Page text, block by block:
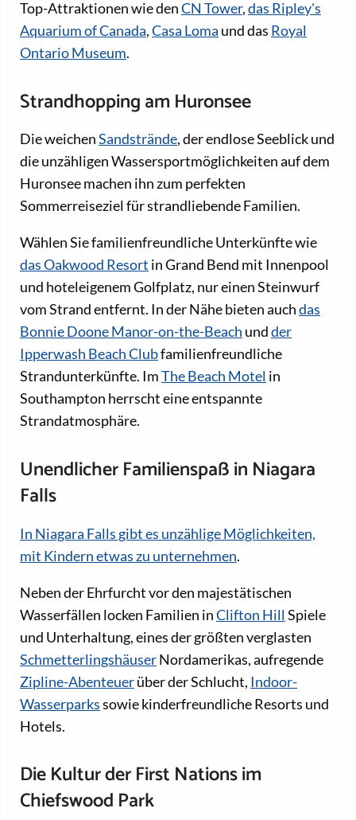
Top-Attraktionen wie denCN Tower,das Ripley's
Aquarium of Canada,Casa Loma und das Royal
Ontario Museum.
Strandhopping am Huronsee
Die weichenSandstrände, der endlose Seeblick und
die unzähligen Wassersportmöglichkeiten auf dem
Huronsee machen ihn zum perfekten
Sommerreiseziel für strandliebende Familien.
Wählen Sie familienfreundliche Unterkünfte wie
das Oakwood Resort in Grand Bend mit Innenpool
und hoteleigenem Golfplatz, nur einen Steinwurf
vom Strand entfernt. In der Nähe bieten auchdas
Bonnie Doone Manor-on-the-Beach undder
Ipperwash Beach Clubfamilienfreundliche
Strandunterkünfte. ImThe Beach Motel in
Southampton herrscht eine entspannte
Strandatmosphäre.
Unendlicher Familienspaß in Niagara
Falls
In Niagara Falls gibt es unzählige Möglichkeiten,
mit Kindern etwas zu unternehmen.
Neben der Ehrfurcht vor den majestätischen
Wasserfällen locken Familien inClifton Hill Spiele
und Unterhaltung, eines der größten verglasten
SchmetterlingshäuserNordamerikas, aufregende
Zipline-Abenteuerüber der Schlucht, Indoor-
Wasserparkssowie kinderfreundliche Resorts und
Hotels.
Die Kultur der First Nations im
Chiefswood Park